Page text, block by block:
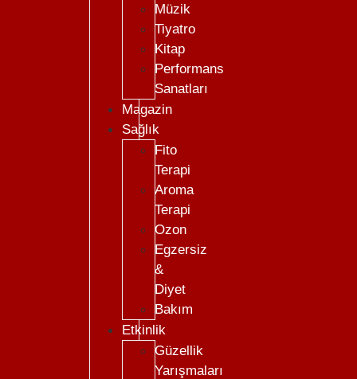
Müzik
Tiyatro
Kitap
Performans
Sanatları
Magazin
Sağlık
Fito
Terapi
Aroma
Terapi
Ozon
Egzersiz
&
Diyet
Bakım
Etkinlik
Güzellik
Yarışmaları